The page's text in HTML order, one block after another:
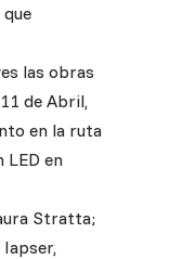
las obras
de Abril,
en la ruta
LED en
Stratta;